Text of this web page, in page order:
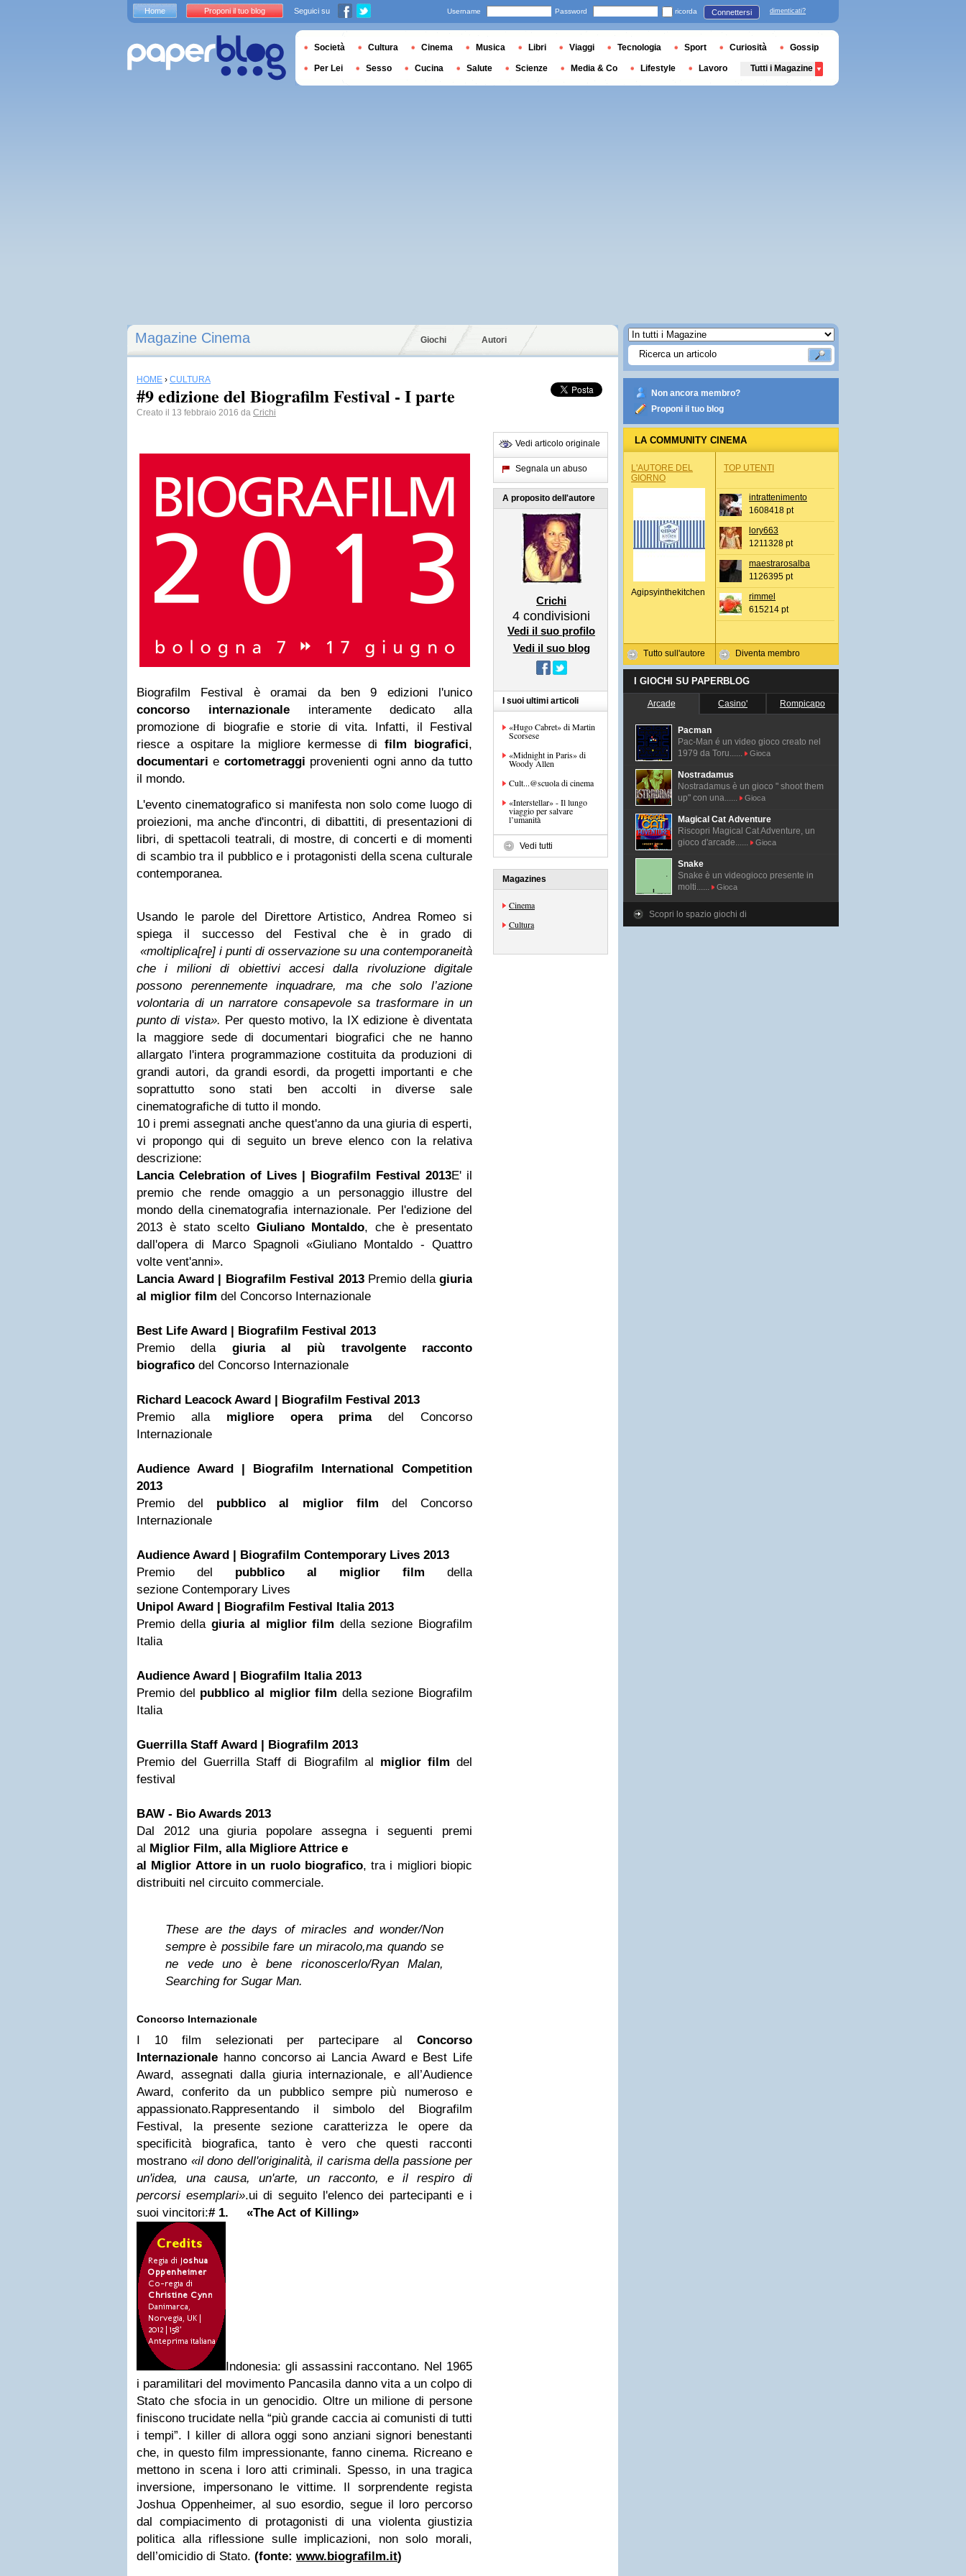
Magazine Cinema Giochi Autori
HOME › CULTURA
#9 edizione del Biografilm Festival - I parte
Creato il 13 febbraio 2016 da Crichi
Biografilm Festival è oramai da ben 9 edizioni l'unico
concorso internazionale interamente dedicato alla
promozione di biografie e storie di vita. Infatti, il Festival
riesce a ospitare la migliore kermesse di film biografici,
documentari e cortometraggi provenienti ogni anno da tutto
il mondo.
L'evento cinematografico si manifesta non solo come luogo di
proiezioni, ma anche d'incontri, di dibattiti, di presentazioni di
libri, di spettacoli teatrali, di mostre, di concerti e di momenti
di scambio tra il pubblico e i protagonisti della scena culturale
contemporanea.
Usando le parole del Direttore Artistico, Andrea Romeo si
spiega il successo del Festival che è in grado di
«moltiplica[re] i punti di osservazione su una contemporaneità
che i milioni di obiettivi accesi dalla rivoluzione digitale
possono perennemente inquadrare, ma che solo l’azione
volontaria di un narratore consapevole sa trasformare in un
punto di vista». Per questo motivo, la IX edizione è diventata
la maggiore sede di documentari biografici che ne hanno
allargato l'intera programmazione costituita da produzioni di
grandi autori, da grandi esordi, da progetti importanti e che
soprattutto sono stati ben accolti in diverse sale
cinematografiche di tutto il mondo.
10 i premi assegnati anche quest'anno da una giuria di esperti,
vi propongo qui di seguito un breve elenco con la relativa
descrizione:
Lancia Celebration of Lives | Biografilm Festival 2013E' il
premio che rende omaggio a un personaggio illustre del
mondo della cinematografia internazionale. Per l'edizione del
2013 è stato scelto Giuliano Montaldo, che è presentato
dall'opera di Marco Spagnoli«Giuliano Montaldo -Quattro
volte vent'anni».
Lancia Award | Biografilm Festival 2013 Premio della giuria
al miglior film del Concorso Internazionale
Best Life Award | Biografilm Festival 2013
Premio dellagiuria al
più travolgente racconto
biografico del Concorso Internazionale
Richard Leacock Award | Biografilm Festival 2013
Premio allamigliore opera primadel Concorso
Internazionale
Audience Award | Biografilm International Competition
2013
Premio del pubblico al miglior film del Concorso
Internazionale
Audience Award | Biografilm Contemporary Lives 2013
Premio del pubblico al miglior film della
sezione Contemporary Lives
Unipol Award | Biografilm Festival Italia 2013
Premio della giuria al miglior film della sezione Biografilm
Italia
Audience Award | Biografilm Italia 2013
Premio del pubblico al miglior film della sezione Biografilm
Italia
Guerrilla Staff Award | Biografilm 2013
Premio del Guerrilla Staff di Biografilm al miglior film del
festival
BAW - Bio Awards 2013
Dal 2012 una giuria popolare assegna i seguenti premi
al Miglior Film, alla Migliore Attrice e
al Miglior Attore in un ruolo biografico, tra i migliori biopic
distribuiti nel circuito commerciale.
These are the days of miracles and wonder/Non
sempre è possibile fare un miracolo,ma quando se
ne vede uno è bene riconoscerlo/Ryan Malan,
Searching for Sugar Man.
Concorso Internazionale
I 10 film selezionati per partecipare al Concorso
Internazionale hanno concorso ai Lancia Award e Best Life
Award, assegnati dalla giuria internazionale, e all’Audience
Award, conferito da un pubblico sempre più numeroso e
appassionato.Rappresentando il simbolo del Biografilm
Festival, la presente sezione caratterizza le opere da
specificità biografica, tanto è vero che questi racconti
mostrano «il dono dell'originalità, il carisma della passione per
un'idea, una causa, un'arte, un racconto, e il respiro di
percorsi esemplari».ui di seguito l'elenco dei partecipanti e i
suoi vincitori:# 1. «The Act of Killing»
Indonesia: gli assassini raccontano. Nel 1965
i paramilitari del movimento Pancasila danno vita a un colpo di
Stato che sfocia in un genocidio. Oltre un milione di persone
finiscono trucidate nella “più grande caccia ai comunisti di tutti
i tempi”. I killer di allora oggi sono anziani signori benestanti
che, in questo film impressionante, fanno cinema. Ricreano e
mettono in scena i loro atti criminali. Spesso, in una tragica
inversione, impersonano le vittime. Il sorprendente regista
Joshua Oppenheimer, al suo esordio, segue il loro percorso
dal compiacimento di protagonisti di una violenta giustizia
politica alla riflessione sulle implicazioni, non solo morali,
dell’omicidio di Stato. (fonte: www.biografilm.it)
Vedi articolo originale
Segnala un abuso
A proposito dell'autore
Crichi
4 condivisioni
Vedi il suo profilo
Vedi il suo blog
I suoi ultimi articoli
«Hugo Cabret» di Martin
Scorsese
«Midnight in Paris» di
Woody Allen
Cult...@scuola di cinema
«Interstellar» - Il lungo
viaggio per salvare
l’umanità
Vedi tutti
Magazines
Cinema
Cultura
Non ancora membro?
Proponi il tuo blog
LA COMMUNITY CINEMA
L'AUTORE DEL
GIORNO
Agipsyinthekitchen
Tutto sull'autore
TOP UTENTI
intrattenimento
1608418 pt
lory663
1211328 pt
maestrarosalba
1126395 pt
rimmel
615214 pt
Diventa membro
I GIOCHI SU PAPERBLOG
Arcade Casino' Rompicapo
Pacman
Pac-Man é un video gioco creato nel
1979 da Toru......
Gioca
Nostradamus
Nostradamus è un gioco " shoot them
up" con una......
Gioca
Magical Cat Adventure
Riscopri Magical Cat Adventure, un
gioco d'arcade......
Gioca
Snake
Snake è un videogioco presente in
molti......
Gioca
Scopri lo spazio giochi di
Home Proponi il tuo blog Seguici su Username Password ricorda Connettersi dimenticati?
Società Cultura Cinema Musica Libri Viaggi Tecnologia Sport Curiosità Gossip
Per Lei Sesso Cucina Salute Scienze Media & Co Lifestyle Lavoro Tutti i Magazine